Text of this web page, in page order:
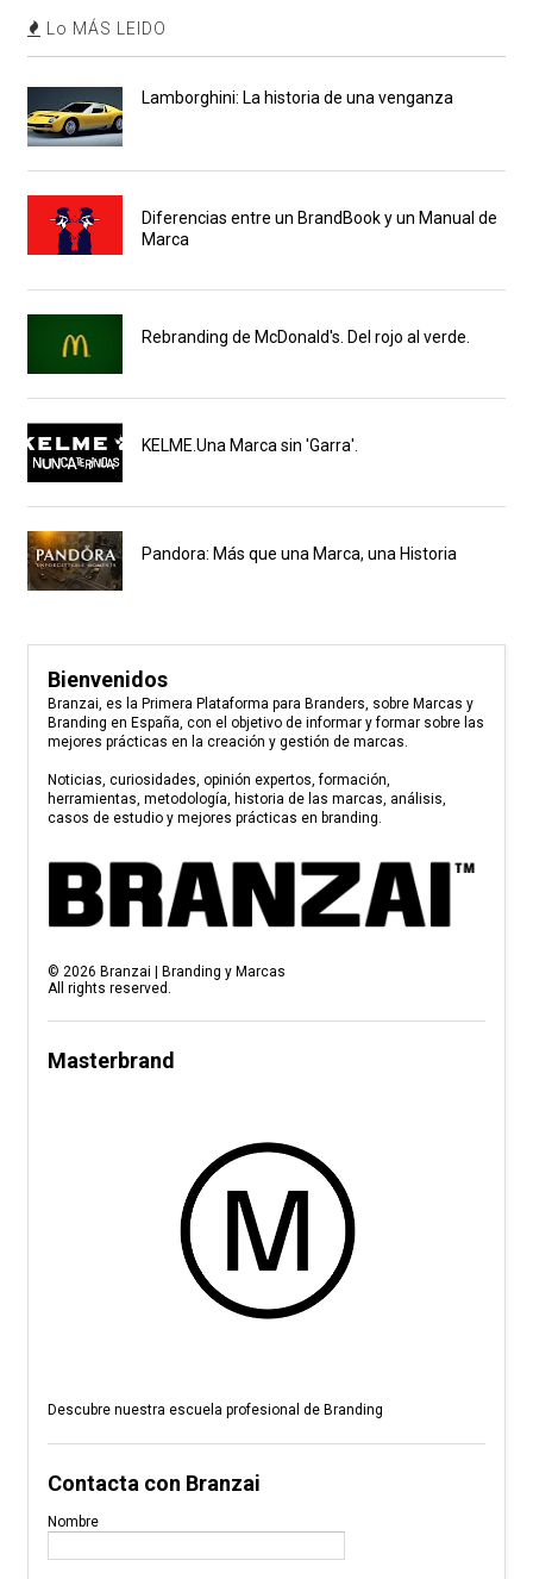
Lo MÁS LEIDO
Lamborghini: La historia de una venganza
Diferencias entre un BrandBook y un Manual de
Marca
Rebranding de McDonald's. Del rojo al verde.
KELME.Una Marca sin 'Garra'.
Pandora: Más que una Marca, una Historia
Bienvenidos
Branzai, es la Primera Plataforma para Branders, sobre Marcas y
Branding en España, con el objetivo de informar y formar sobre las
mejores prácticas en la creación y gestión de marcas.
Noticias, curiosidades, opinión expertos, formación,
herramientas, metodología, historia de las marcas, análisis,
casos de estudio y mejores prácticas en branding.
© 2026 Branzai | Branding y Marcas
All rights reserved.
Masterbrand
Descubre nuestra escuela profesional de Branding
Contacta con Branzai
Nombre